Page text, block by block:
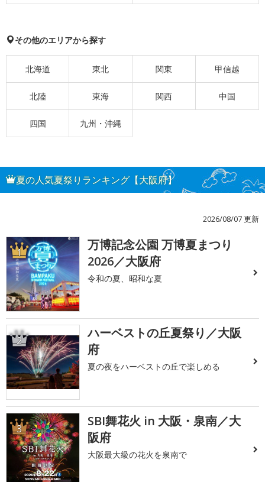
その他のエリアから探す
北海道 東北 関東 甲信越
北陸 東海 関西 中国
四国 九州・沖縄
夏の人気夏祭りランキング【大阪府】
2026/08/07 更新
1
万博記念公園 万博夏まつり
2026／大阪府
令和の夏、昭和な夏
2
ハーベストの丘夏祭り／大阪
府
夏の夜をハーベストの丘で楽しめる
3
SBI舞花火 in 大阪・泉南／大
阪府
大阪最大級の花火を泉南で